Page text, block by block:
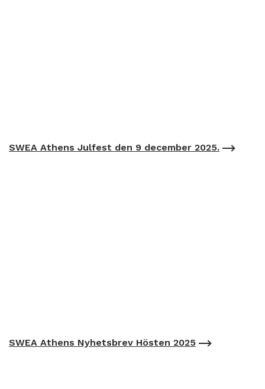
SWEA Athens Julfest den 9 december 2025.
SWEA Athens Nyhetsbrev Hösten 2025